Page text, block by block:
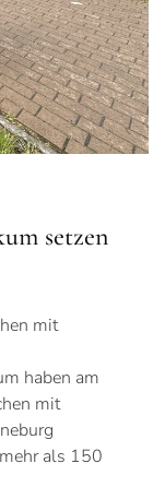
setzen
mit
haben am
mit
als 150